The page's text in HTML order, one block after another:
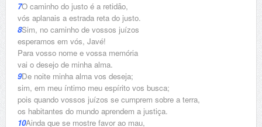
7O caminho do justo é a retidão,
vós aplanais a estrada reta do justo.
8Sim, no caminho de vossos juízos
esperamos em vós, Javé!
Para vosso nome e vossa memória
vai o desejo de minha alma.
9De noite minha alma vos deseja;
sim, em meu íntimo meu espírito vos busca;
pois quando vossos juízos se cumprem sobre a terra,
os habitantes do mundo aprendem a justiça.
10Ainda que se mostre favor ao mau,